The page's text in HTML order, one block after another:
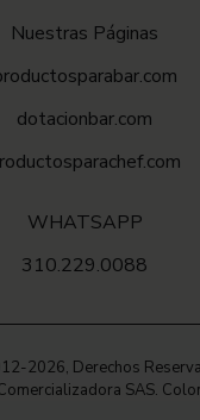
Nuestras Páginas
dotacionbar.com
WHATSAPP
310.229.0088
2026, Derechos
SAS.